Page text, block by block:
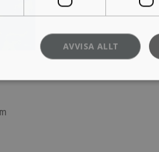
AVVISA ALLT